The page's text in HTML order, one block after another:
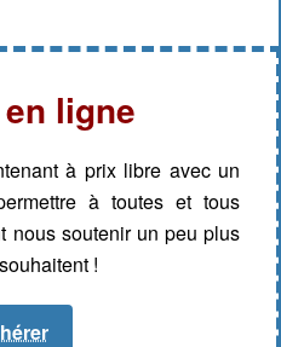
ligne
à prix libre avec un
à toutes et tous
nous soutenir un peu plus
!